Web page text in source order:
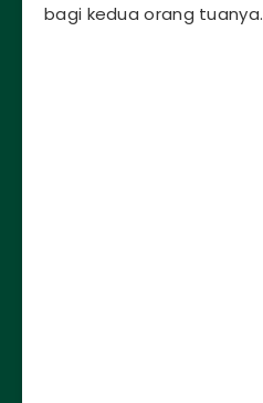
bagi kedua orang tuanya.